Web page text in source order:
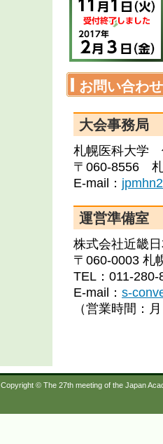
2017.05.08 【重
た。
2017.04.20 ワー
申込
2017.04.18 プロ
一般
ラム
2017.04.03 発表
2017.03.13 宿泊
2017.02.03 一般
一般
修正
2017.01.30 一般
2016.12.09 プロ
2016.11.01
お問い合わ
大会事務局
札幌医科大学
〒060-8556
E-mail：
運営準備室
株式会社近畿
〒060-0003 札
TEL：011-280-
E-mail： s-
（営業時間：
Copyright © The 27th meeting of the Japan